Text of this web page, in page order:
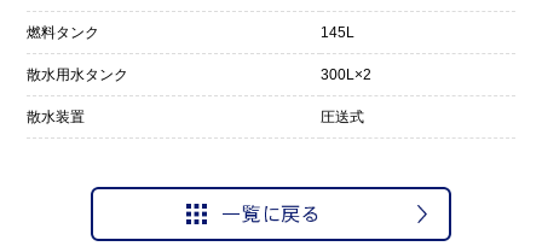
燃料タンク 145L
散水用水タンク 300L×2
散水装置 圧送式